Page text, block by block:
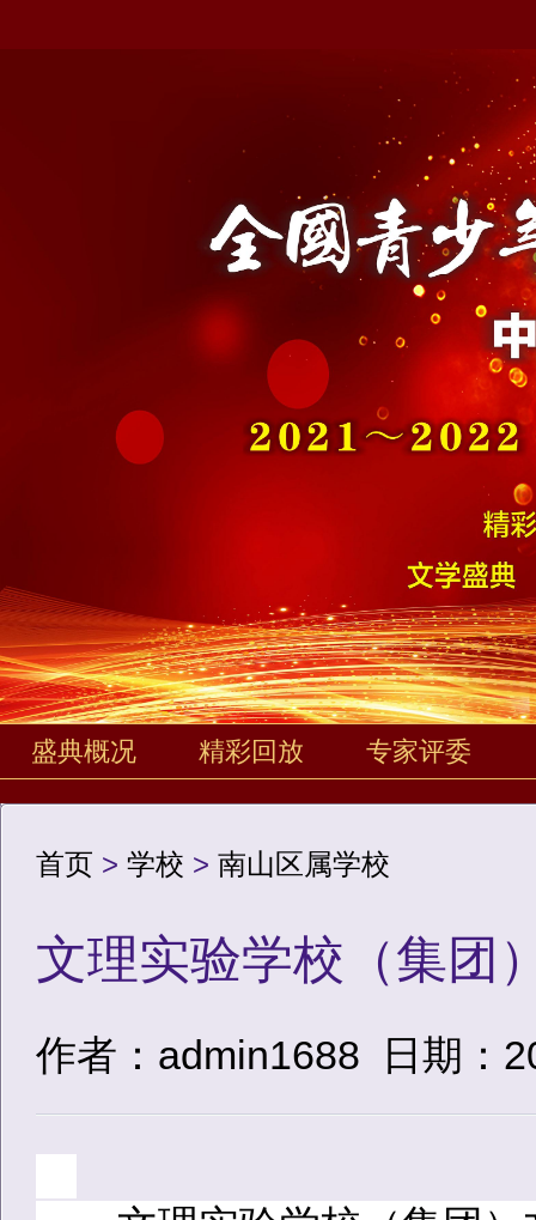
盛典概况 精彩回放 专家评委
首页 > 学校 > 南山区属学校
文理实验学校（集团
作者：admin1688 日期：